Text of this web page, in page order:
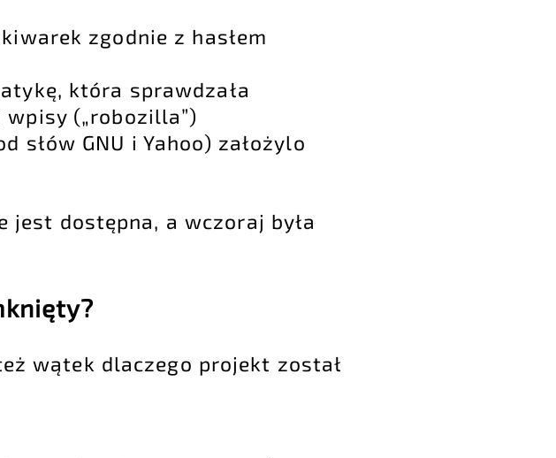
zgodnie z hasłem
która sprawdzała
(„robozilla”)
słów GNU i Yahoo) założylo
dostępna, a wczoraj była
wątek dlaczego projekt został